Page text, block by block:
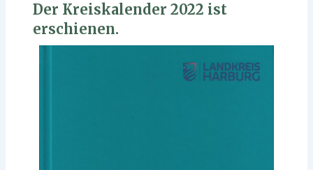
Der Kreiskalender 2022 ist
erschienen.